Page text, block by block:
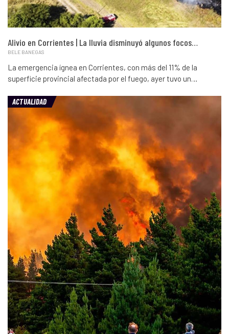
Alivio en Corrientes | La lluvia disminuyó algunos focos…
BELE BANEGAS
La emergencia ígnea en Corrientes, con más del 11% de la
superficie provincial afectada por el fuego, ayer tuvo un…
ACTUALIDAD